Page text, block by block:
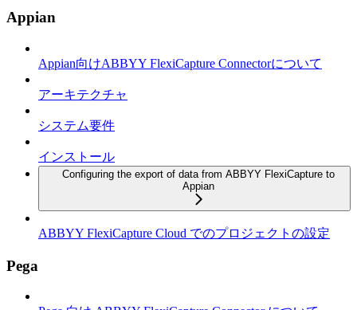
Appian
Appian向けABBYY FlexiCapture Connectorについて
アーキテクチャ
システム要件
インストール
Configuring the export of data from ABBYY FlexiCapture to
Appian
ABBYY FlexiCapture Cloud でのプロジェクトの設定
Pega